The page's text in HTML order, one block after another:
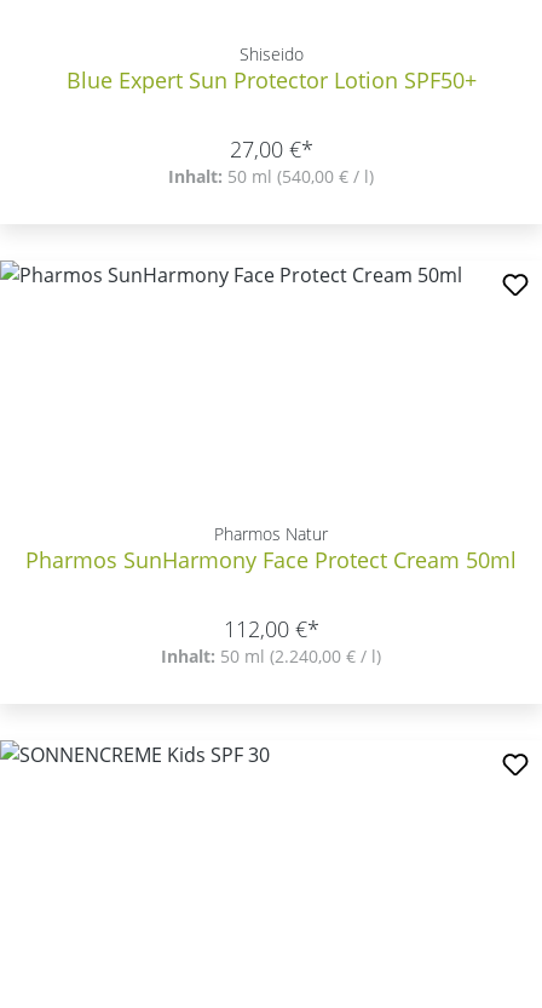
Shiseido
Blue Expert Sun Protector Lotion SPF50+
27,00 €*
Inhalt: 50 ml (540,00 € / l)
Pharmos Natur
Pharmos SunHarmony Face Protect Cream 50ml
112,00 €*
Inhalt: 50 ml (2.240,00 € / l)